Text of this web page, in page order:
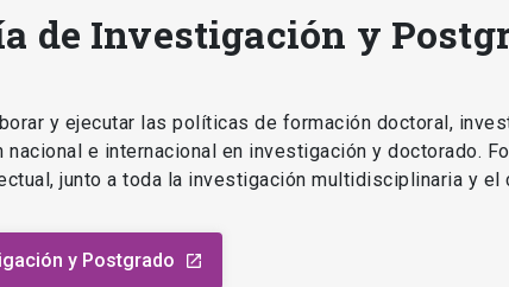
de Investigación y
y ejecutar las políticas de formación doctoral,
e internacional en investigación y doctorado.
junto a toda la investigación multidisciplinaria y
y Postgrado launch